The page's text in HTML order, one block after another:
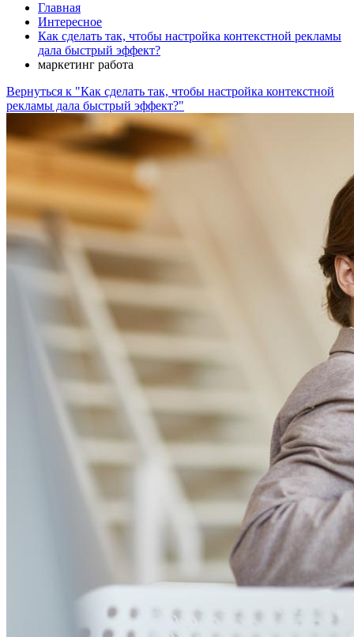
Главная
Интересное
Как сделать так, чтобы настройка контекстной рекламы
дала быстрый эффект?
маркетинг работа
Вернуться к "Как сделать так, чтобы настройка контекстной
рекламы дала быстрый эффект?"